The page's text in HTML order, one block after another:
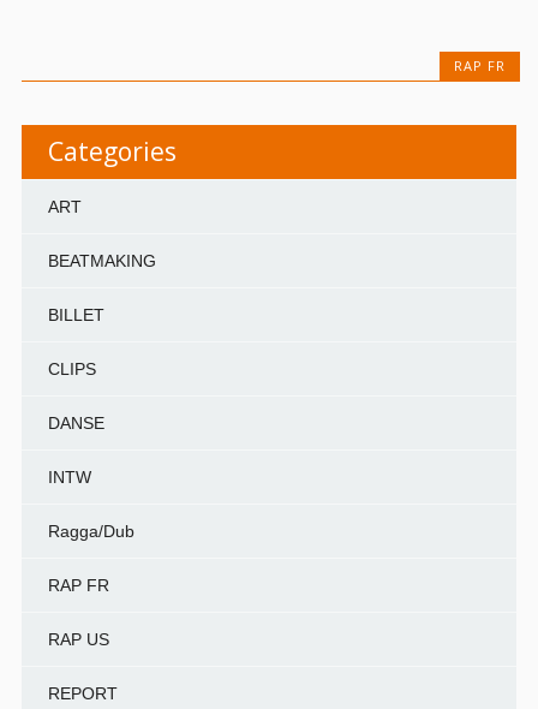
RAP FR
Categories
ART
BEATMAKING
BILLET
CLIPS
DANSE
INTW
Ragga/Dub
RAP FR
RAP US
REPORT